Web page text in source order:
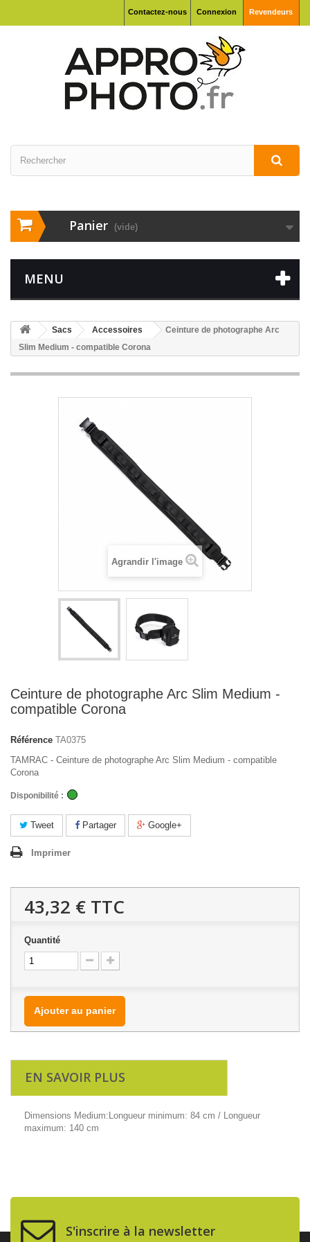
Connexion Revendeurs
Contactez-nous
Panier (vide)
MENU
Sacs Accessoires
Ceinture de photographe Arc
Slim Medium - compatible Corona
Agrandir l'image
Ceinture de photographe Arc Slim Medium -
compatible Corona
Référence TA0375
TAMRAC - Ceinture de photographe Arc Slim Medium - compatible
Corona
Disponibilité :
Tweet Partager Google+
Imprimer
43,32 € TTC
Quantité
Ajouter au panier
EN SAVOIR PLUS
Dimensions Medium:Longueur minimum: 84 cm / Longueur
maximum: 140 cm
S'inscrire à la newsletter